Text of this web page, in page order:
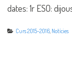
dates: 1r ESO:
Curs 2015-2016, Notícies